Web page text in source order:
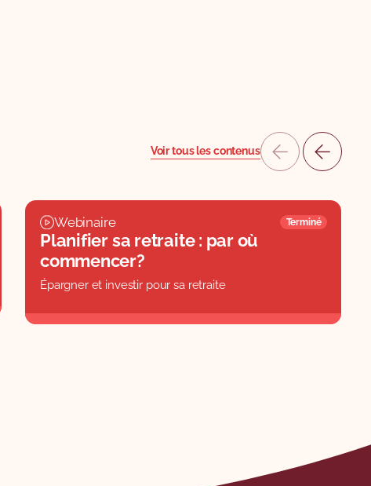
Voir tous les contenus
Webinaire Terminé
Planifier sa retraite : par où
commencer?
Épargner et investir pour sa retraite